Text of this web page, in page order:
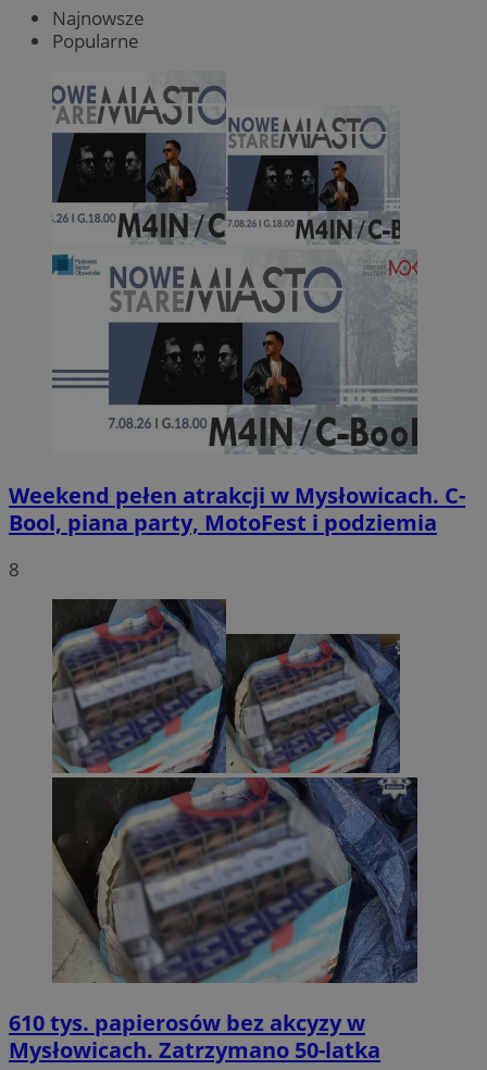
Najnowsze
Popularne
Weekend pełen atrakcji w Mysłowicach. C-
Bool, piana party, MotoFest i podziemia
8
610 tys. papierosów bez akcyzy w
Mysłowicach. Zatrzymano 50-latka